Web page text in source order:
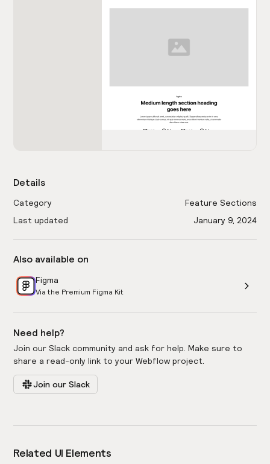
Details
Category
Feature Sections
Last updated
January 9, 2024
Also available on
Figma
Via the Premium Figma Kit
Need help?
Join our Slack community and ask for help. Make sure to
share a read-only link to your Webflow project.
Join our Slack
Related UI Elements